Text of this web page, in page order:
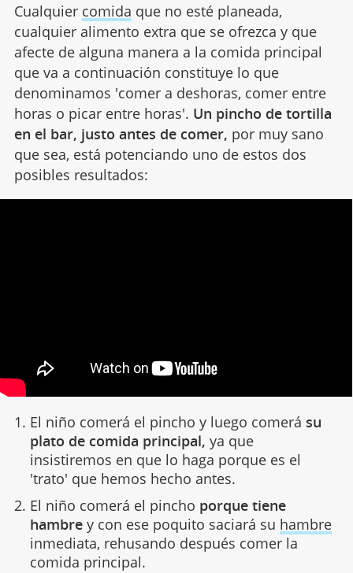
Cualquier comida que no esté planeada,
cualquier alimento extra que se ofrezca y que
afecte de alguna manera a la comida principal
que va a continuación constituye lo que
denominamos 'comer a deshoras, comer entre
horas o picar entre horas'. Un pincho de tortilla
en el bar, justo antes de comer, por muy sano
que sea, está potenciando uno de estos dos
posibles resultados:
El niño comerá el pincho y luego comerá su
plato de comida principal, ya que
insistiremos en que lo haga porque es el
'trato' que hemos hecho antes.
El niño comerá el pincho porque tiene
hambrey con ese poquito saciará su hambre
inmediata, rehusando después comer la
comida principal.